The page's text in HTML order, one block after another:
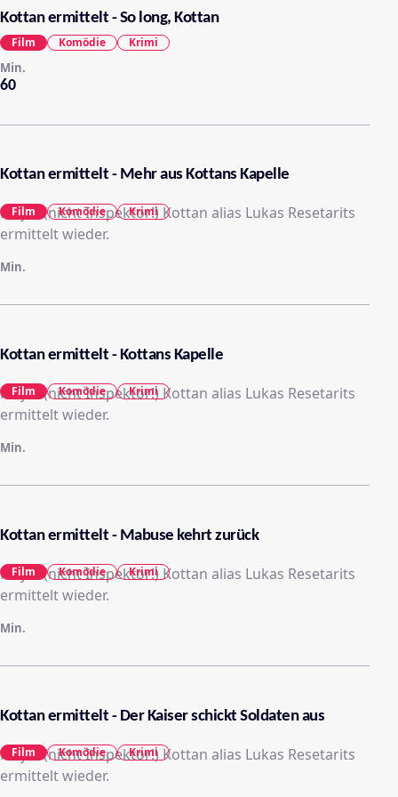
Kottan ermittelt - So long, Kottan
60
Min.
Film Komödie Krimi
Kottan ermittelt - Mehr aus Kottans Kapelle
Major (nicht Inspektor!) Kottan alias Lukas Resetarits
ermittelt wieder.
Min.
Film Komödie Krimi
Kottan ermittelt - Kottans Kapelle
Major (nicht Inspektor!) Kottan alias Lukas Resetarits
ermittelt wieder.
Min.
Film Komödie Krimi
Kottan ermittelt - Mabuse kehrt zurück
Major (nicht Inspektor!) Kottan alias Lukas Resetarits
ermittelt wieder.
Min.
Film Komödie Krimi
Kottan ermittelt - Der Kaiser schickt Soldaten aus
Major (nicht Inspektor!) Kottan alias Lukas Resetarits
ermittelt wieder.
Film Komödie Krimi